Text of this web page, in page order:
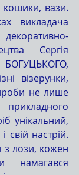
кошики, вази.
викладача
Сергія
візерунки,
не лише
унікальний,
свій настрій.
лози, кожен
намагався